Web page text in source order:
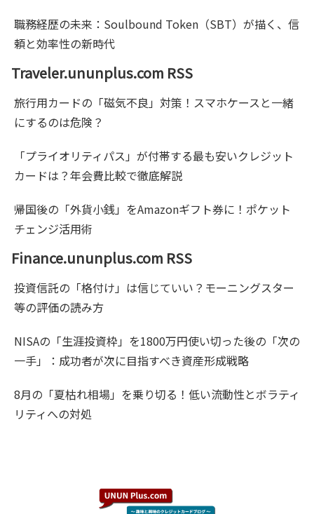
職務経歴の未来：Soulbound Token（SBT）が描く、信
頼と効率性の新時代
Traveler.ununplus.com RSS
旅行用カードの「磁気不良」対策！スマホケースと一緒
にするのは危険？
「プライオリティパス」が付帯する最も安いクレジット
カードは？年会費比較で徹底解説
帰国後の「外貨小銭」をAmazonギフト券に！ポケット
チェンジ活用術
Finance.ununplus.com RSS
投資信託の「格付け」は信じていい？モーニングスター
等の評価の読み方
NISAの「生涯投資枠」を1800万円使い切った後の「次の
一手」：成功者が次に目指すべき資産形成戦略
8月の「夏枯れ相場」を乗り切る！低い流動性とボラティ
リティへの対処